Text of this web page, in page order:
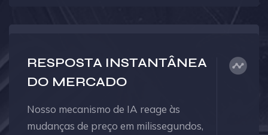
RESPOSTA INSTANTÂNEA
DO MERCADO
Nosso mecanismo de IA reage às
mudanças de preço em milissegundos,